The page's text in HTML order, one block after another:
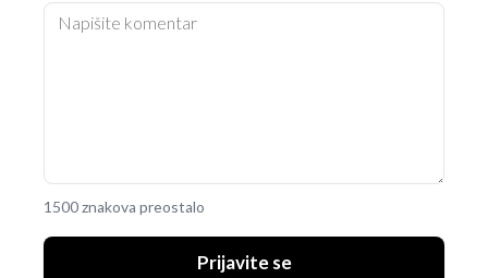
1500 znakova preostalo
Prijavite se